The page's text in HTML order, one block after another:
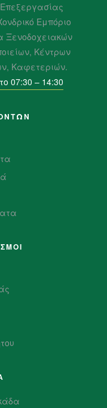
Εμπόριο
Ξενοδοχειακών
Κέντρων
Καφετεριών.
07:30 – 14:30